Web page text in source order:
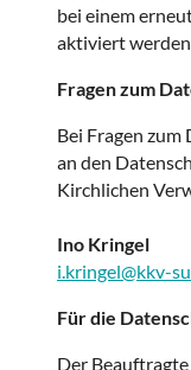
bei einem
aktiviert werden.
Fragen zum
Bei Fragen
an den
Kirchlichen
Ino Kringel
i.kringel@kkv-
Für die
Der